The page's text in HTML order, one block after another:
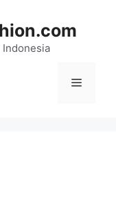
Indonesia
Menu